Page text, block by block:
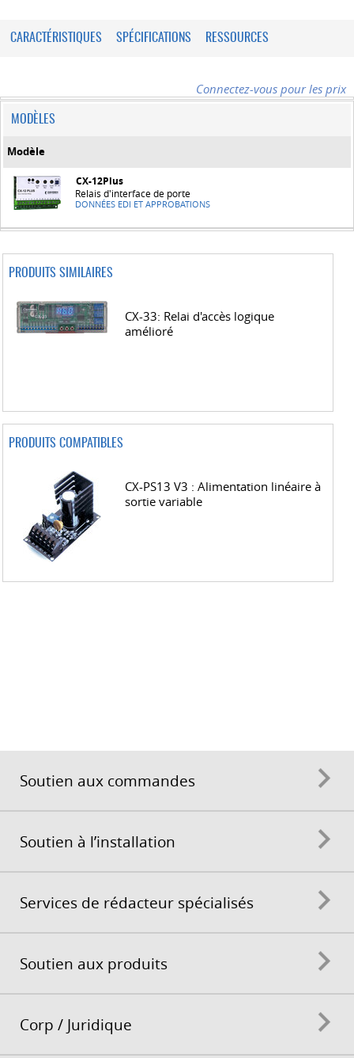
CARACTÉRISTIQUES SPÉCIFICATIONS RESSOURCES
Connectez-vous pour les prix
MODÈLES
Modèle
CX-12Plus
Relais d'interface de porte
DONNÉES EDI ET APPROBATIONS
PRODUITS SIMILAIRES
CX-33: Relai d'accès logique
amélioré
PRODUITS COMPATIBLES
CX-PS13 V3 : Alimentation linéaire à
sortie variable
Soutien aux commandes
Soutien à l’installation
Services de rédacteur spécialisés
Soutien aux produits
Corp / Juridique